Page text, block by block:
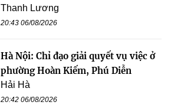
Thanh Lương
20:43 06/08/2026
Hà Nội: Chỉ đạo giải quyết vụ việc ở
phường Hoàn Kiếm, Phú Diễn
Hải Hà
20:42 06/08/2026